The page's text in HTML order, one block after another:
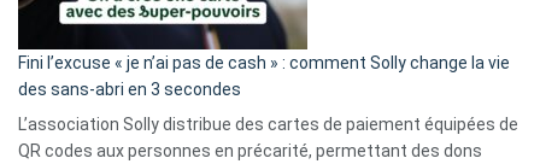
Fini l’excuse « je n’ai pas de cash » : comment Solly change la vie
des sans-abri en 3 secondes
L’association Solly distribue des cartes de paiement équipées de
QR codes aux personnes en précarité, permettant des dons